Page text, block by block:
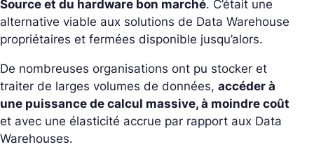
Source et du hardware bon marché. C’était une
alternative viable aux solutions de Data Warehouse
propriétaires et fermées disponible jusqu’alors.
De nombreuses organisations ont pu stocker et
traiter de larges volumes de données, accéder à
une puissance de calcul massive, à moindre coût
et avec une élasticité accrue par rapport aux Data
Warehouses.